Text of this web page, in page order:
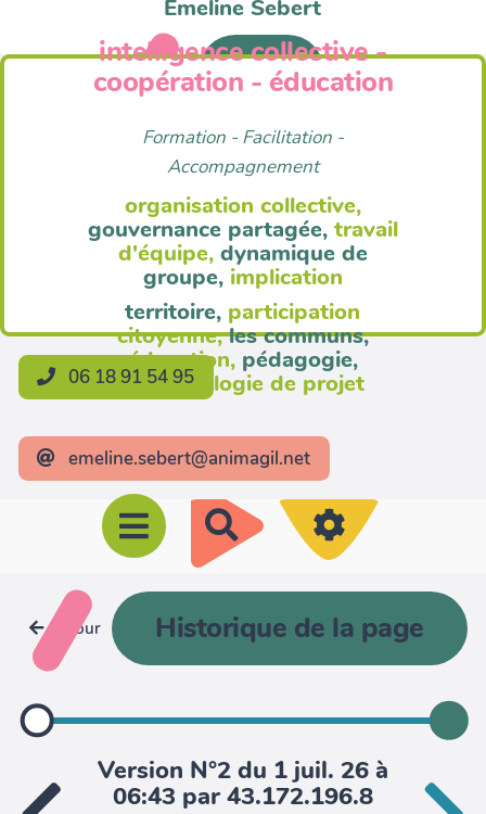
R
e
c
h
e
c
e
Anim'Agil
Emeline Sebert
intelligence collective -
coopération - éducation
Formation - Facilitation -
Accompagnement
organisation collective,
gouvernance partagée, travail
d'équipe, dynamique de
groupe, implication
territoire, participation
citoyenne, les communs,
éducation, pédagogie,
méthodologie de projet
06 18 91 54 95
emeline.sebert@animagil.net
Retour Historique de la page
Version N°2 du 1 juil. 26 à
06:43 par 43.172.196.8